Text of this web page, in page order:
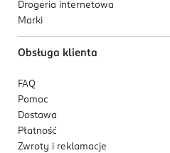
Drogeria internetowa
Marki
Obsługa klienta
FAQ
Pomoc
Dostawa
Płatność
Zwroty i reklamacje